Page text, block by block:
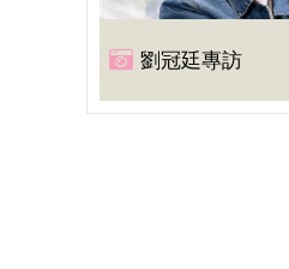
劉冠廷專訪